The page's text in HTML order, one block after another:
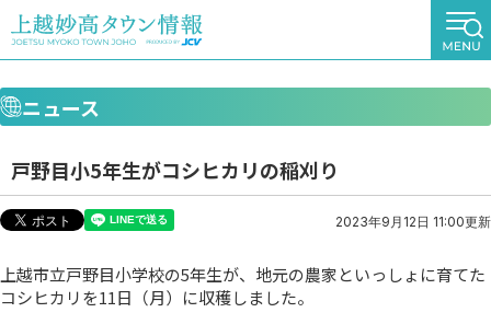
ニュース
戸野目小5年生がコシヒカリの稲刈り
2023年9月12日 11:00更新
上越市立戸野目小学校の5年生が、地元の農家といっしょに育てた
コシヒカリを11日（月）に収穫しました。